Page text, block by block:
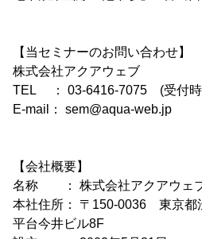
【当セミナーのお問い合わせ】
株式会社アクアウェブ
TEL ： 03-6416-7075 (受付時
E-mail： sem@aqua-web.jp
【会社概要】
名称 ： 株式会社アクアウェ
本社住所： 〒150-0036 東京都
平台今井ビル8F